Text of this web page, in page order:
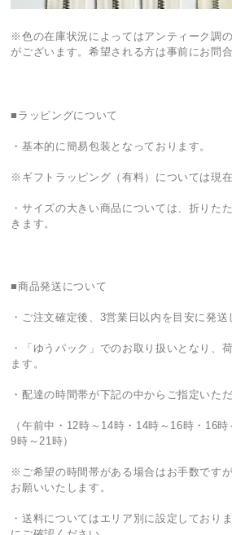
※色の在庫状況によってはアンティーク調
がございます。希望される方は事前にお問
■ラッピングについて
・基本的に簡易包装となっております。
※ギフトラッピング（有料）については現在
・サイズの大きい商品については、折りた
きます。
■商品発送について
・ご注文確定後、3営業日以内を目安に発送
・「ゆうパック」でのお取り扱いとなり、
ます。
・配達の時間帯が下記の中からご指定いただ
（午前中・12時～14時・14時～16時・16
9時～21時）
※ご希望の時間帯がある場合はお手数です
お願いいたします。
・送料についてはエリア別に設定しており